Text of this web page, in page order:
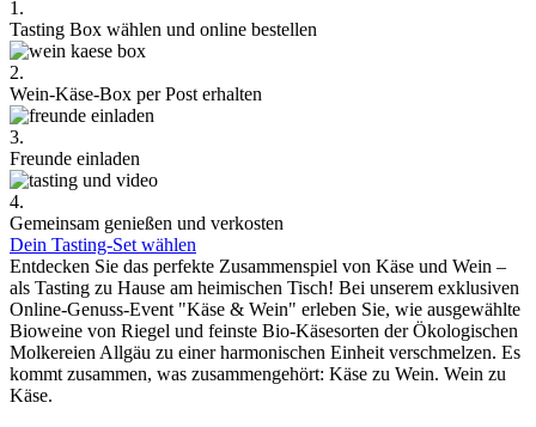
1.
Tasting Box wählen und online bestellen
2.
Wein-Käse-Box per Post erhalten
3.
Freunde einladen
4.
Gemeinsam genießen und verkosten
Dein Tasting-Set wählen
Entdecken Sie das perfekte Zusammenspiel von Käse und Wein –
als Tasting zu Hause am heimischen Tisch! Bei unserem exklusiven
Online-Genuss-Event "Käse & Wein" erleben Sie, wie ausgewählte
Bioweine von Riegel und feinste Bio-Käsesorten der Ökologischen
Molkereien Allgäu zu einer harmonischen Einheit verschmelzen. Es
kommt zusammen, was zusammengehört: Käse zu Wein. Wein zu
Käse.